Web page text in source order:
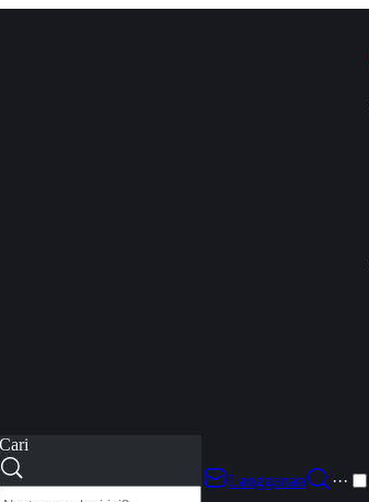
Cari
Langganan
···